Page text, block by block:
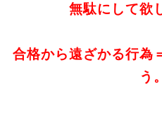
無駄にして欲
合格から遠ざかる行為
う。